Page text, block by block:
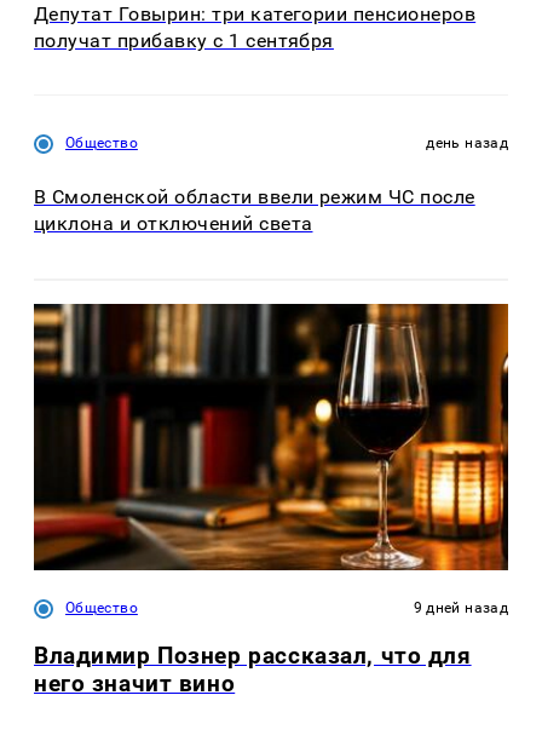
Депутат Говырин: три категории пенсионеров
получат прибавку с 1 сентября
Общество день назад
В Смоленской области ввели режим ЧС после
циклона и отключений света
Общество 9 дней назад
Владимир Познер рассказал, что для
него значит вино